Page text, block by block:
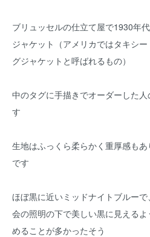
ブリュッセルの仕立て屋で1930年
ジャケット（アメリカではタキシ
グジャケットと呼ばれるもの）
中のタグに手描きでオーダーした
す
生地はふっくら柔らかく重厚感も
です
ほぼ黒に近いミッドナイトブルー
会の照明の下で美しい黒に見える
めることが多かったそう